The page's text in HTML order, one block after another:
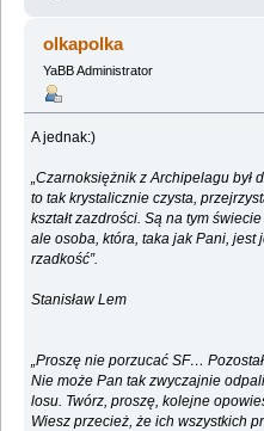
olkapolka
YaBB Administrator
A jednak:)
„Czarnoksiężnik z Archipelagu był
to tak krystalicznie czysta,
kształt zazdrości. Są na tym
ale osoba, która, taka jak Pani, jest
rzadkość”.
Stanisław Lem
„Proszę nie porzucać SF…
Nie może Pan tak zwyczajnie
losu. Twórz, proszę, kolejne
Wiesz przecież, że ich wszystkich